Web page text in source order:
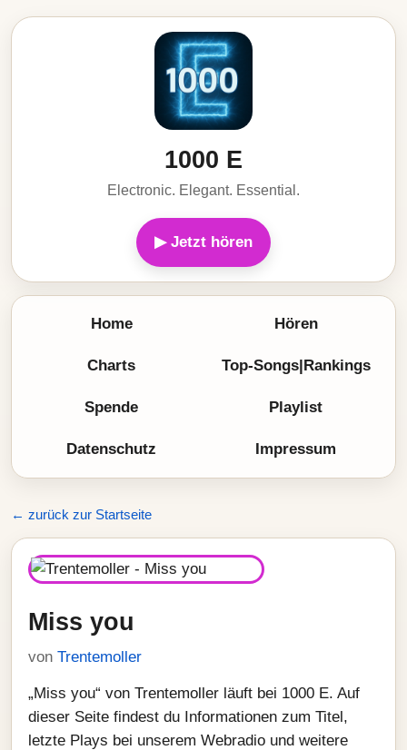
1000 E
Electronic. Elegant. Essential.
▶ Jetzt hören
Home Hören
Charts Top-Songs|Rankings
Spende Playlist
Datenschutz Impressum
← zurück zur Startseite
Miss you
von Trentemoller
„Miss you“ von Trentemoller läuft bei 1000 E. Auf
dieser Seite findest du Informationen zum Titel,
letzte Plays bei unserem Webradio und weitere